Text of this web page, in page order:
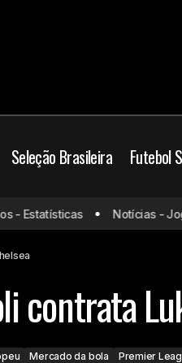
Seleção Brasileira Futebol
o Al-
Futebol
Notícias -
contrata
Mercado da bola Premier